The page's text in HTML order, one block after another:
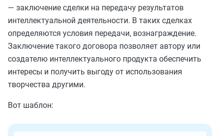
— заключение сделки на передачу результатов
интеллектуальной деятельности. В таких сделках
определяются условия передачи, вознаграждение.
Заключение такого договора позволяет автору или
создателю интеллектуального продукта обеспечить
интересы и получить выгоду от использования
творчества другими.
Вот шаблон: